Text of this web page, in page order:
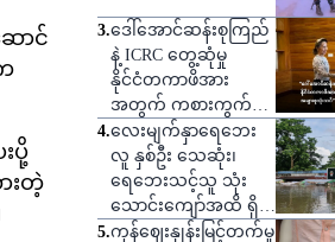
ာင်
ပို့
းတဲ့
3.ဒေါ်အောင်ဆန်းစုကြည်
နဲ့ ICRC တွေ့ဆုံမှု
နိုင်ငံတကာဖိအား
အတွက် ကစားကွက်
တစ်ခုဟု သုံးသပ်
4.လေးမျက်နှာရေဘေး
လူ နှစ်ဦး သေဆုံး၊
ရေဘေးသင့်သူ သုံး
သောင်းကျော်အထိ ရှိ
လာ
5.ကုန်ဈေးနှုန်းမြင့်တက်မှု